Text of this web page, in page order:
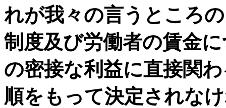
れが我々の言うところ
制度及び労働者の賃金
の密接な利益に直接関
順をもって決定されな